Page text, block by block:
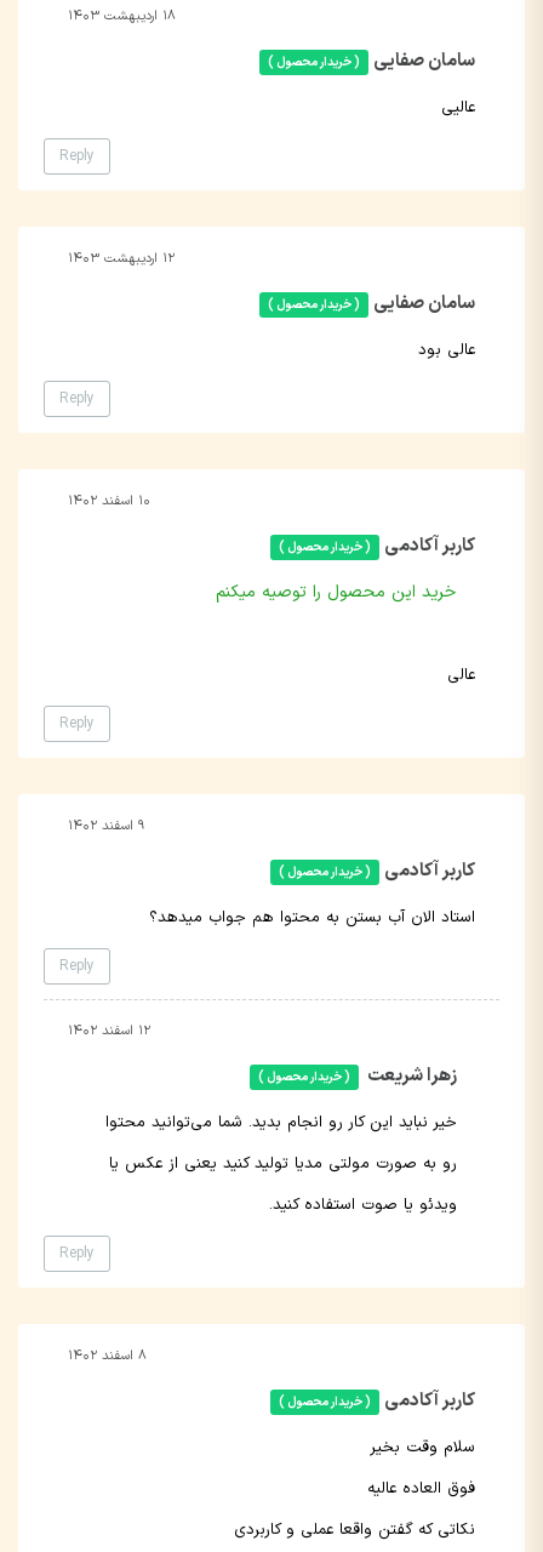
سامان صفایی ( خریدار محصول )
۱۸ اردیبهشت ۱۴۰۳
Reply
عالیی
سامان صفایی ( خریدار محصول )
۱۲ اردیبهشت ۱۴۰۳
Reply
عالی بود
کاربر آکادمی ( خریدار محصول )
۱۰ اسفند ۱۴۰۲
Reply
خرید این محصول را توصیه میکنم
عالی
کاربر آکادمی ( خریدار محصول )
۹ اسفند ۱۴۰۲
Reply
استاد الان آب بستن به محتوا هم جواب میدهد؟
زهرا شریعت ( خریدار محصول )
۱۲ اسفند ۱۴۰۲
Reply
خیر نباید این کار رو انجام بدید. شما می‌توانید محتوا
رو‌ به صورت مولتی مدیا تولید کنید یعنی از عکس یا
ویدئو یا صوت استفاده کنید.
کاربر آکادمی ( خریدار محصول )
۸ اسفند ۱۴۰۲
سلام وقت بخیر
فوق العاده عالیه
نکاتی که گفتن واقعا عملی و کاربردی